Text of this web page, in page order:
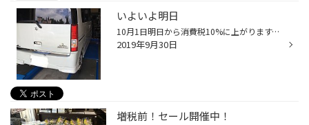
いよいよ明日
10月1日明日から消費税10%に上がります。 皆さまお買い物はお済みでしょうか⁉️ 当店も連日大変多くのお客様がご来店くださいました。 エブリイのお客様はタイヤ4本交換、 CUBEのお客様はレグノ4本、アライメント調整して頂きました。 クラウンのお客様はドライブレコーダーの購入、お取り付けさせて...
2019年9月30日
増税前！セール開催中！